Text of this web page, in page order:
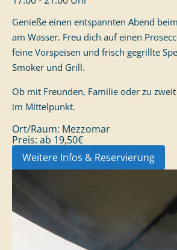
Genieße einen entspannten Abend
am Wasser. Freu dich auf einen
feine Vorspeisen und frisch gegrillte
Smoker und Grill.
Ob mit Freunden, Familie oder zu
im Mittelpunkt.
Ort/Raum: Mezzomar
Preis: ab 19,50€
Weitere Infos & Reservierung